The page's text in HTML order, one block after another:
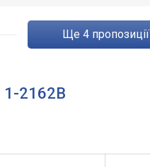
ще 4пропозиції
1-2162B